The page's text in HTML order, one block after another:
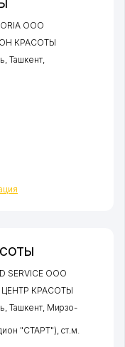
ООО
КРАСОТЫ
,Ташкент,
SERVICE ООО
ЦЕНТР КРАСОТЫ
,Ташкент, Мирзо-
"СТАРТ"), ст.м.